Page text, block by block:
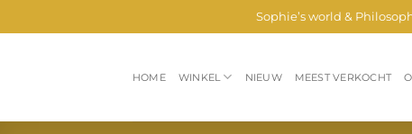
naar
Sophie’s world &
HOME WINKEL NIEUW MEEST VERKOCHT